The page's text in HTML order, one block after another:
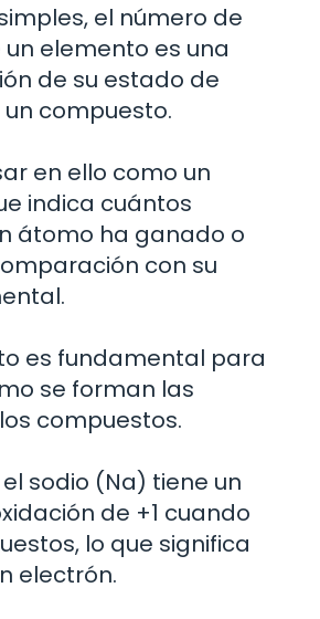
el número de
elemento es una
de su estado de
compuesto.
en ello como un
indica cuántos
átomo ha ganado o
con su
es fundamental para
se forman las
compuestos.
sodio (Na) tiene un
de +1 cuando
lo que significa
electrón.